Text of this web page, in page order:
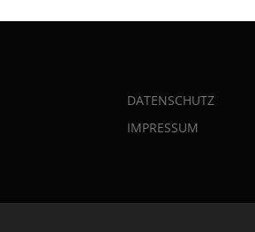
DATENSCHUTZ
IMPRESSUM